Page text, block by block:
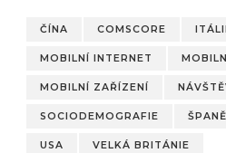
ČÍNA COMSCORE
MOBILNÍ INTERNET
MOBILNÍ ZAŘÍZENÍ
SOCIODEMOGRAFIE
USA VELKÁ BRITÁNIE